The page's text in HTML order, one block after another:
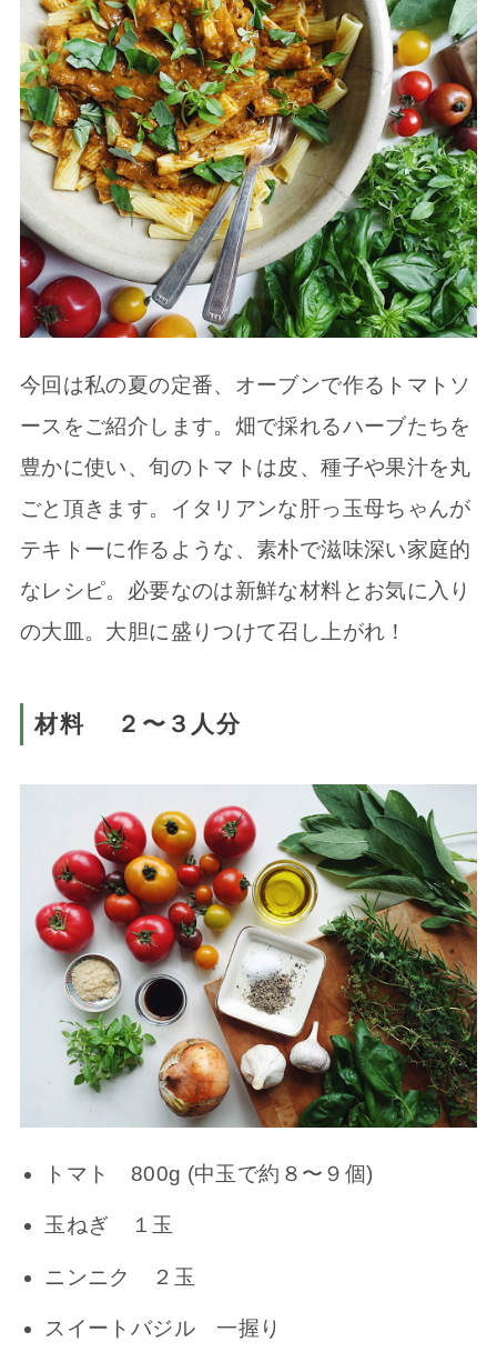
今回は私の夏の定番、オーブンで作るトマトソ
ースをご紹介します。畑で採れるハーブたちを
豊かに使い、旬のトマトは皮、種子や果汁を丸
ごと頂きます。イタリアンな肝っ玉母ちゃんが
テキトーに作るような、素朴で滋味深い家庭的
なレシピ。必要なのは新鮮な材料とお気に入り
の大皿。大胆に盛りつけて召し上がれ！
材料 ２〜３人分
トマト 800g (中玉で約８〜９個)
玉ねぎ １玉
ニンニク ２玉
スイートバジル 一握り